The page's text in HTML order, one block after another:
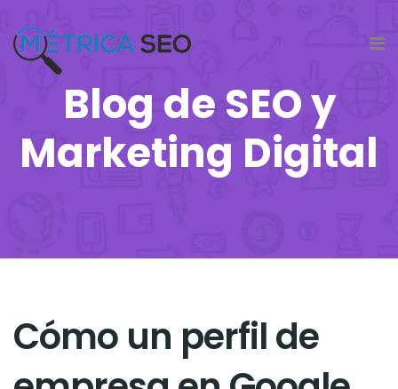
Blog de SEO y
Marketing Digital
Cómo un perfil de